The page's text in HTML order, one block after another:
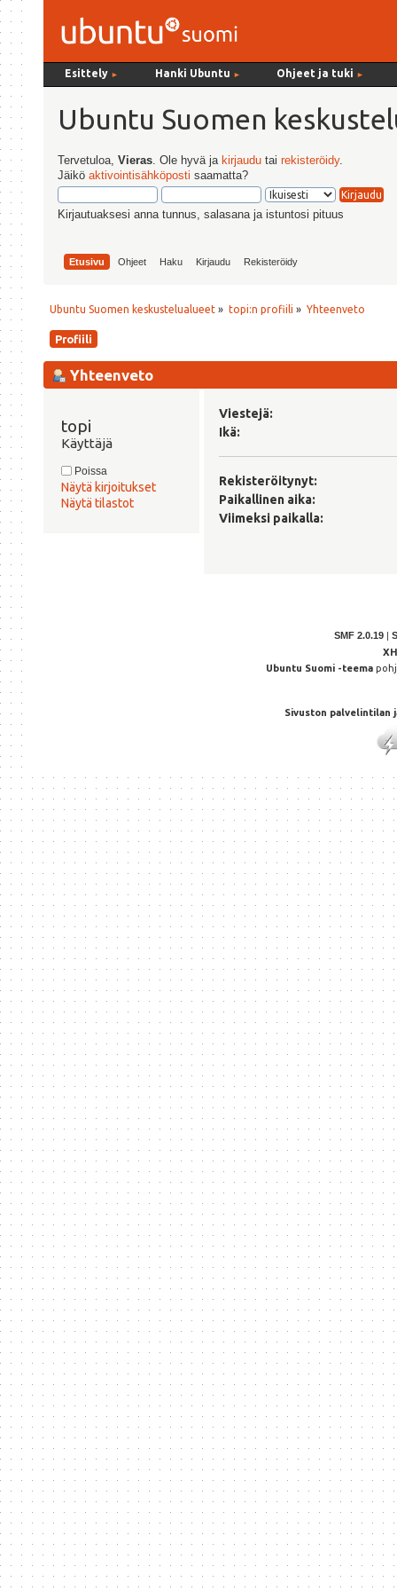
Esittely ► Hanki Ubuntu ► Ohjeet ja tuki ►
Ubuntu Suomen
Tervetuloa,Vieras . Ole hyvä ja kirjaudu tairekisteröidy.
Jäiköaktivointisähköposti saamatta?
Kirjautuaksesi anna tunnus, salasana ja istuntosi pituus
Etusivu Ohjeet Haku Kirjaudu Rekisteröidy
Ubuntu Suomen keskustelualueet » topi:n profiili » Yhteenveto
Profiili
Yhteenveto
topi
Käyttäjä
Poissa
Näytä kirjoitukset
Näytä tilastot
Viestejä:
Ikä:
Rekisteröitynyt:
Paikallinen aika:
Viimeksi paikalla:
SMF 2.0.19 |
Ubuntu Suomi -teema
Sivuston palvelintilan